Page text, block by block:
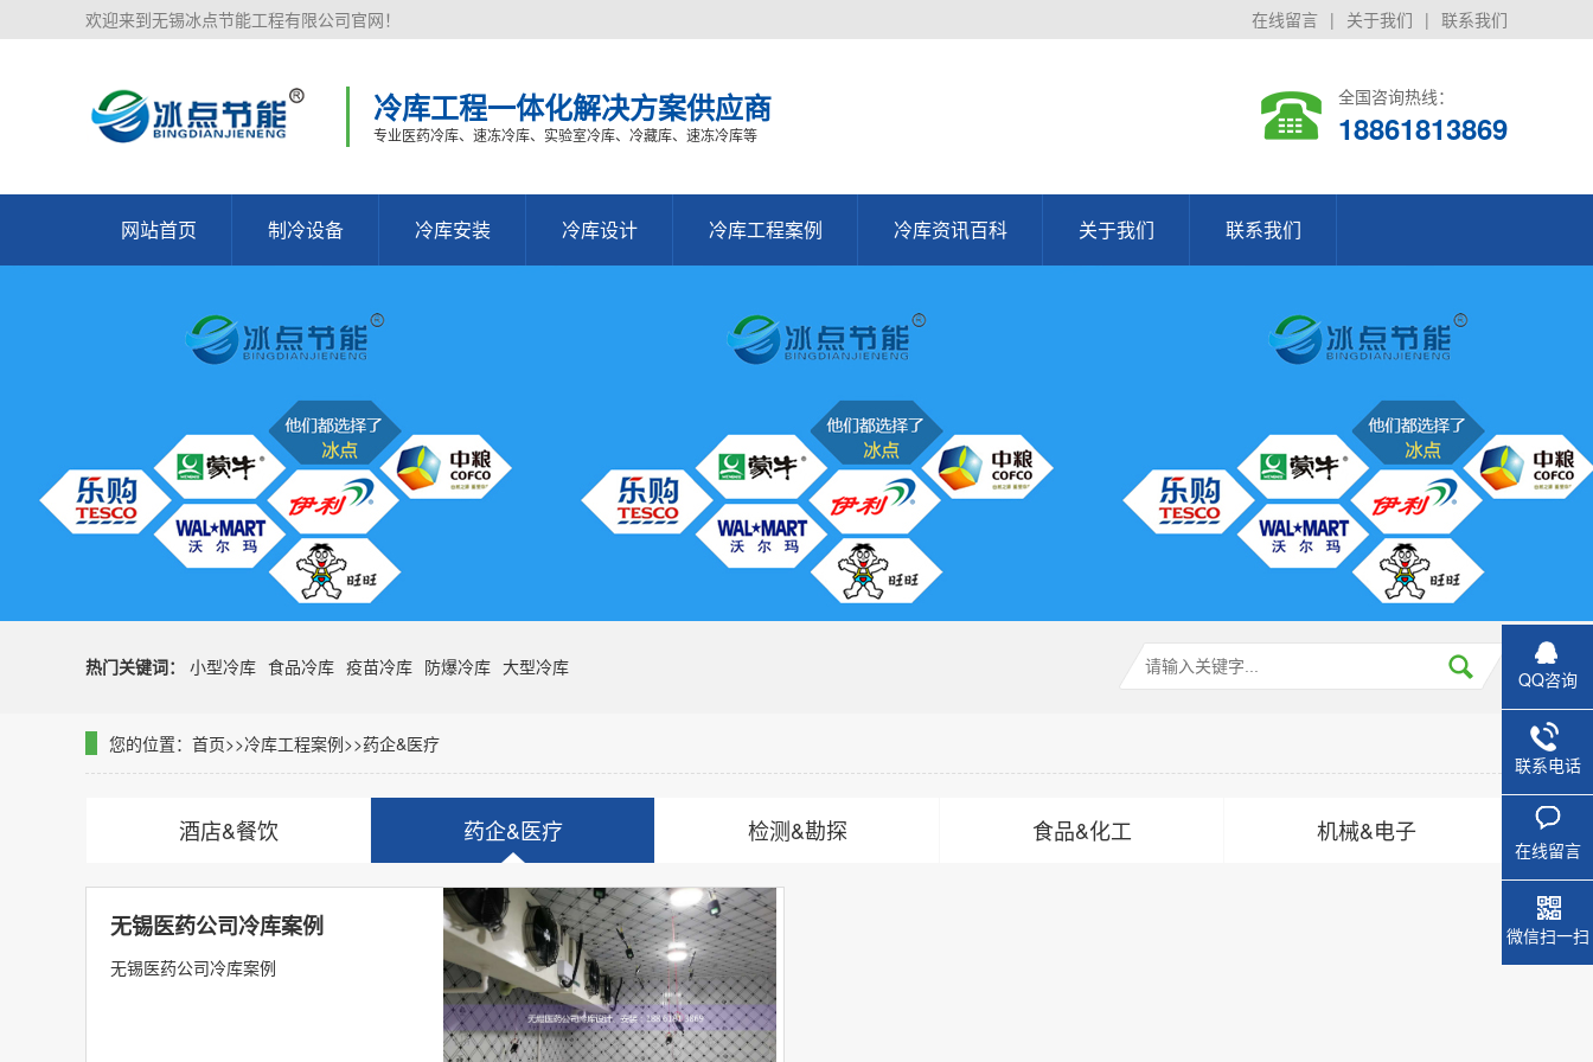
在线留言 | 关于我们 | 联系我们
欢迎来到无锡冰点节能工程有限公司官网！
冷库工程一体化解决方案供应商
专业医药冷库、速冻冷库、实验室冷库、冷藏库、速冻冷库等
全国咨询热线：
18861813869
网站首页 制冷设备 冷库安装 冷库设计 冷库工程案例 冷库资讯百科 关于我们 联系我们
热门关键词： 小型冷库 食品冷库 疫苗冷库 防爆冷库 大型冷库
您的位置： 首页>>冷库工程案例>>药企&医疗
酒店&餐饮 药企&医疗 检测&勘探 食品&化工 机械&电子
无锡医药公司冷库案例
无锡医药公司冷库案例
QQ咨询
联系电话
在线留言
微信扫一扫